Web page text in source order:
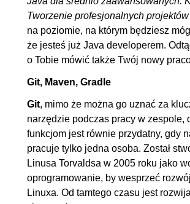
program, który pomaga
odciemnić kod
6.2. Instalacja oraz
podstawowa konfiguracja Gita
6.3. Tworzenie nowego
repozytorium
6.4. Tworzenie oraz
Tworzenie profesjonalnych projektów
na poziomie, na którym będziesz
że jesteś już Java developerem.
o Tobie mówić także Twój nowy
Git, Maven, Gradle
Git, mimo że można go uznać za
narzędzie podczas pracy w zespole,
funkcjom jest równie przydatny, gdy
pracuje tylko jedna osoba. Został
Linusa Torvaldsa w 2005 roku jako
oprogramowanie, by wesprzeć
Linuxa. Od tamtego czasu jest